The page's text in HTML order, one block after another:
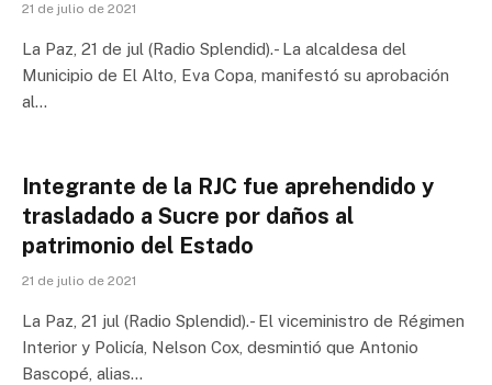
21 de julio de 2021
La Paz, 21 de jul (Radio Splendid).- La alcaldesa del
Municipio de El Alto, Eva Copa, manifestó su aprobación
al…
Integrante de la RJC fue aprehendido y
trasladado a Sucre por daños al
patrimonio del Estado
21 de julio de 2021
La Paz, 21 jul (Radio Splendid).- El viceministro de Régimen
Interior y Policía, Nelson Cox, desmintió que Antonio
Bascopé, alias…